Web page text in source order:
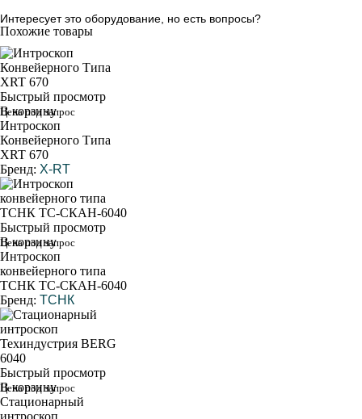
Интересует это оборудование, но есть вопросы?
Похожие товары
Быстрый просмотр
В корзину
Цена под запрос
Интроскоп
Конвейерного Типа
XRT 670
Бренд: X-RT
Быстрый просмотр
В корзину
Цена под запрос
Интроскоп
конвейерного типа
ТСНК ТС-СКАН-6040
Бренд: ТСНК
Быстрый просмотр
В корзину
Цена под запрос
Стационарный
интроскоп